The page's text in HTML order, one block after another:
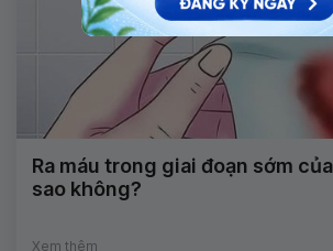
Ra máu trong giai đoạn sớm
sao không?
Xem thêm